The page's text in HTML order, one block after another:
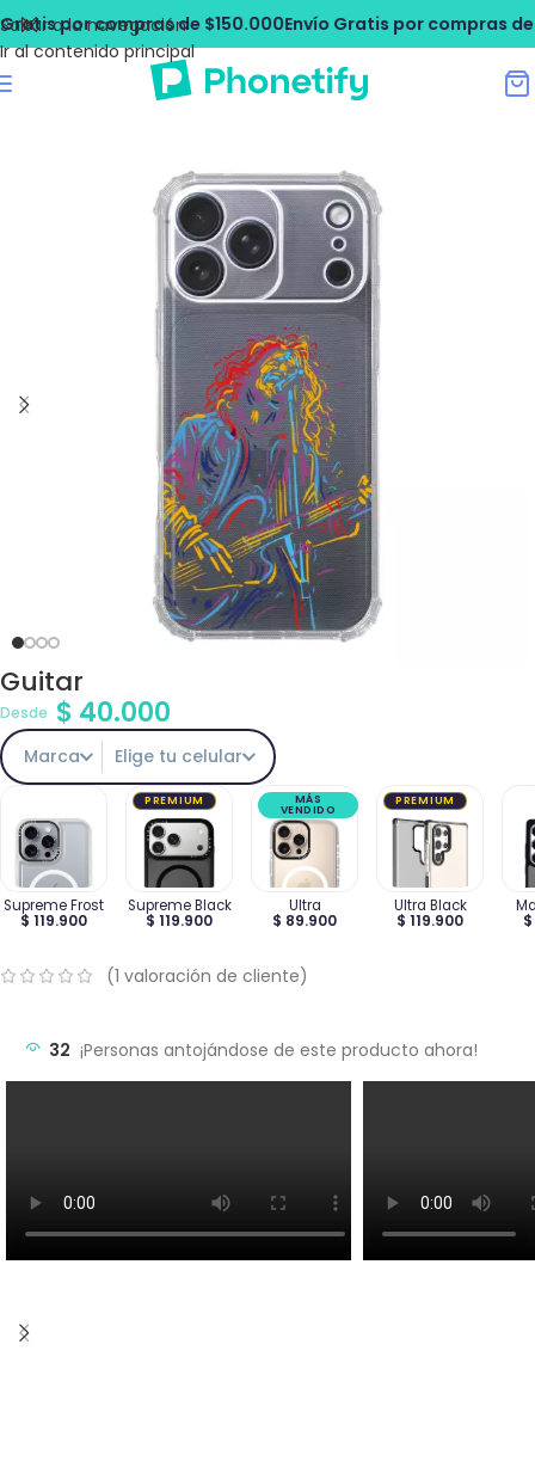
Saltar a la navegación
Ir al contenido principal
por compras de $150.000Envío Gratis por compras de
Guitar
Desde $ 40.000
Marca Elige tu celular
Supreme Frost
$ 119.900
Supreme Black
$ 119.900
PREMIUM
Ultra
$ 89.900
MÁS
VENDIDO
Ultra Black
$ 119.900
PREMIUM
(1 valoración de cliente)
32 ¡Personas antojándose de este producto ahora!